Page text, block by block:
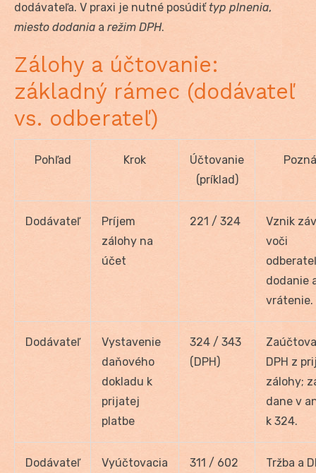
dodávateľa. V praxi je nutné posúdiťtyp plnenia,
miesto dodania a režim DPH.
Zálohy a účtovanie:
základný rámec (dodávateľ
vs. odberateľ)
Pohľad Krok
Účtovanie
(príklad)
Dodávateľ
Príjem
zálohy na
účet
221 / 324
Vznik
voči
dodanie
vrátenie.
Dodávateľ
Vystavenie
daňového
dokladu k
prijatej
platbe
324 / 343
(DPH)
DPH z
zálohy;
dane v
k 324.
Dodávateľ Vyúčtovacia 311 / 602 Tržba a